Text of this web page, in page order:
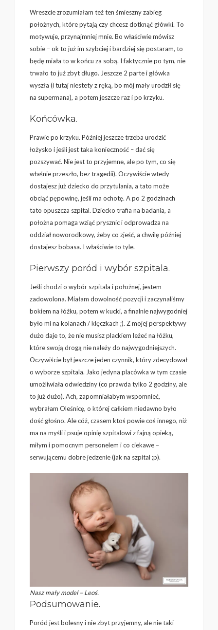
Wreszcie zrozumiałam też ten śmieszny zabieg
położnych, które pytają czy chcesz dotknąć główki. To
motywuje, przynajmniej mnie. Bo właściwie mówisz
sobie – ok to już im szybciej i bardziej się postaram, to
będę miała to w końcu za sobą. I faktycznie po tym, nie
trwało to już zbyt długo. Jeszcze 2 parte i główka
wyszła (i tutaj niestety z ręką, bo mój mały urodził się
na supermana), a potem jeszcze raz i po krzyku.
Końcówka.
Prawie po krzyku. Później jeszcze trzeba urodzić
łożysko i jeśli jest taka konieczność – dać się
pozszywać. Nie jest to przyjemne, ale po tym, co się
właśnie przeszło, bez tragedii). Oczywiście wtedy
dostajesz już dziecko do przytulania, a tato może
obciąć pępowinę, jeśli ma ochotę. A po 2 godzinach
tato opuszcza szpital. Dziecko trafia na badania, a
położna pomaga wziąć prysznic i odprowadza na
oddział noworodkowy, żeby co zjeść, a chwilę później
dostajesz bobasa. I właściwie to tyle.
Pierwszy poród i wybór szpitala.
Jeśli chodzi o wybór szpitala i położnej, jestem
zadowolona. Miałam dowolność pozycji i zaczynaliśmy
bokiem na łóżku, potem w kucki, a finalnie najwygodniej
było mi na kolanach / klęczkach ;). Z mojej perspektywy
dużo daje to, że nie musisz plackiem leżeć na łóżku,
które swoją drogą nie należy do najwygodniejszych.
Oczywiście był jeszcze jeden czynnik, który zdecydował
o wyborze szpitala. Jako jedyna placówka w tym czasie
umożliwiała odwiedziny (co prawda tylko 2 godziny, ale
to już dużo). Ach, zapomniałabym wspomnieć,
wybrałam Oleśnicę, o której całkiem niedawno było
dość głośno. Ale cóż, czasem ktoś powie coś innego, niż
ma na myśli i psuje opinię szpitalowi z fajną opieką,
miłym i pomocnym personelem i co ciekawe –
serwującemu dobre jedzenie (jak na szpital ;p).
Nasz mały model – Leoś.
Podsumowanie.
Poród jest bolesny i nie zbyt przyjemny, ale nie taki